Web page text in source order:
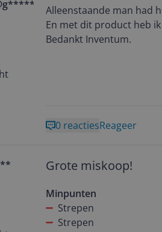
Alleenstaande man had
En met dit product heb
Bedankt Inventum.
0 reactiesReageer
Grote miskoop!
Minpunten
Strepen
Strepen